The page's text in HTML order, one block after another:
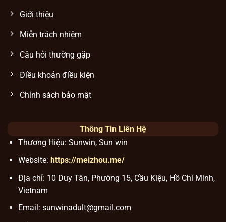
Giới thiệu
Miễn trách nhiệm
Câu hỏi thường gặp
Điều khoản điều kiện
Chính sách bảo mật
Thông Tin Liên Hệ
Thương Hiệu: Sunwin, Sun win
Website: https://meizhou.me/
Địa chỉ: 10 Duy Tân, Phường 15, Cầu Kiệu, Hồ Chí Minh,
Vietnam
Email: sunwinadult@gmail.com